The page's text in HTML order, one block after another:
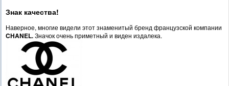
Знак качества!
Наверное, многие видели этот знаменитый бренд французской компании
CHANEL.Значок очень приметный и виден издалека.